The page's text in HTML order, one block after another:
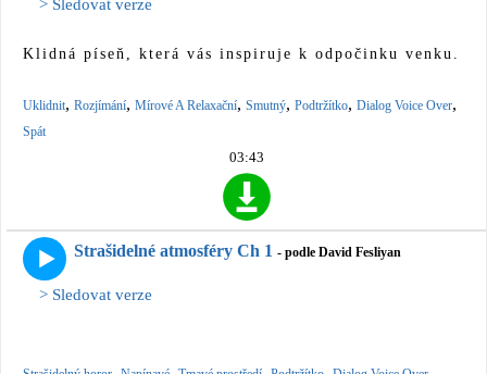
> Sledovat verze
Klidná píseň, která vás inspiruje k odpočinku venku.
Uklidnit, Rozjímání, Mírové A Relaxační, Smutný, Podtržítko, Dialog Voice Over,
Spát
03:43
Strašidelné atmosféry Ch 1 - podle David Fesliyan
> Sledovat verze